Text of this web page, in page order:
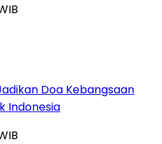
Doa Kebangsaan
Indonesia